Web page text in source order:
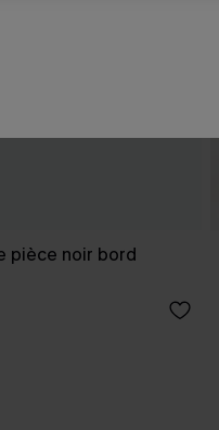
pièce noir bord